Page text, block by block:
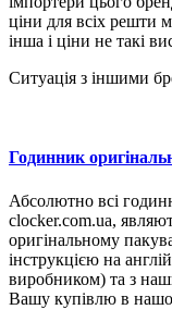
ціни для всіх решти
інша і ціни не такі
Ситуація з іншими
Годинник
Абсолютно всі
clocker.com.ua,
оригінальному
інструкцією на
виробником) та з
Вашу купівлю в